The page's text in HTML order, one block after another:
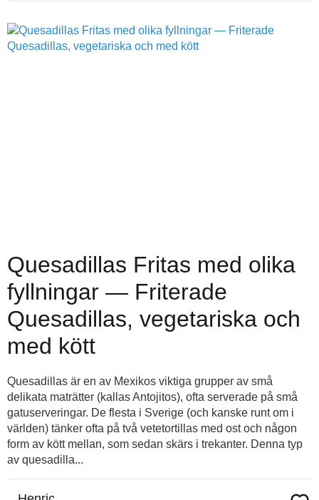
Quesadillas Fritas med olika
fyllningar — Friterade
Quesadillas, vegetariska och
med kött
Quesadillas är en av Mexikos viktiga grupper av små
delikata maträtter (kallas Antojitos), ofta serverade på små
gatuserveringar. De flesta i Sverige (och kanske runt om i
världen) tänker ofta på två vetetortillas med ost och någon
form av kött mellan, som sedan skärs i trekanter. Denna typ
av quesadilla...